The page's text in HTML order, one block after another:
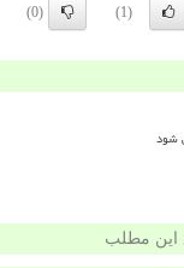
(1)
(0)
شود
این مطلب